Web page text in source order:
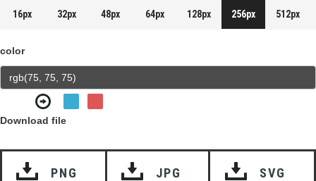
16px 32px 48px 64px 128px 256px 512px
color
Download file
PNG JPG SVG